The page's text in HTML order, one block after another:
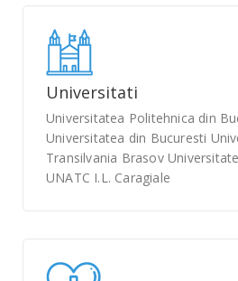
Universitati
Universitatea Politehnica din
Universitatea din Bucuresti
Transilvania Brasov
UNATC I.L. Caragiale